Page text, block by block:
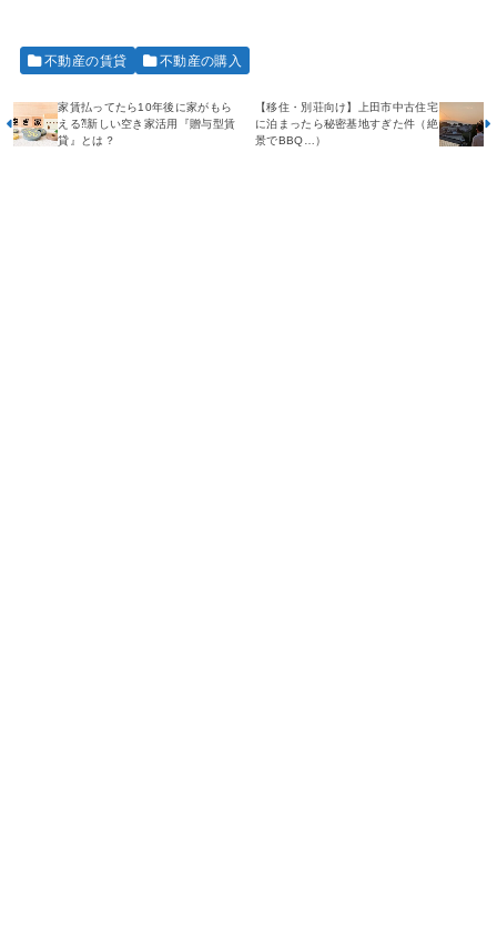
不動産の賃貸 不動産の購入
家賃払ってたら10年後に家がもら
える⁈新しい空き家活用『贈与型賃
貸』とは？
【移住・別荘向け】上田市中古住宅
に泊まったら秘密基地すぎた件（絶
景でBBQ…）